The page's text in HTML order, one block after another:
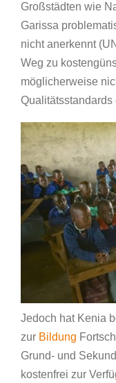
Großstädten wie
Garissa
nicht anerkennt
Weg zu
möglicherweise
Qualitätsstandards
Jedoch hat Kenia
zur Bildung
Grund- und
kostenfrei zur